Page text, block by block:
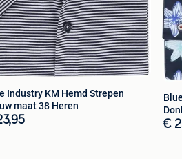
Industry KM Hemd Strepen
maat 38 Heren
€